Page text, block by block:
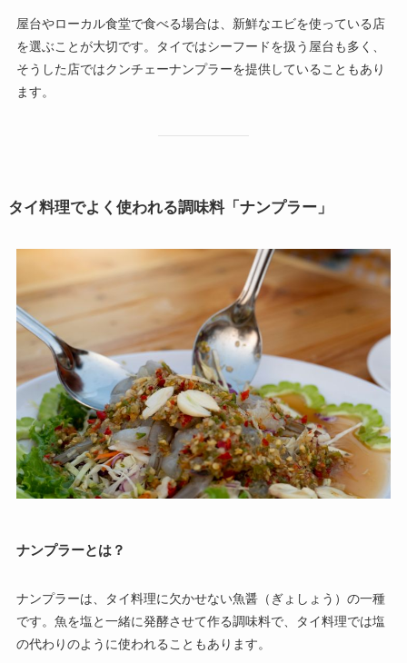
屋台やローカル食堂で食べる場合は、新鮮なエビを使っている店
を選ぶことが大切です。タイではシーフードを扱う屋台も多く、
そうした店ではクンチェーナンプラーを提供していることもあり
ます。
タイ料理でよく使われる調味料「ナンプラー」
ナンプラーとは？
ナンプラーは、タイ料理に欠かせない魚醤（ぎょしょう）の一種
です。魚を塩と一緒に発酵させて作る調味料で、タイ料理では塩
の代わりのように使われることもあります。